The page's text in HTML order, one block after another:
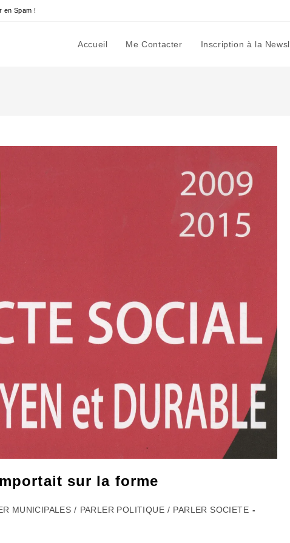
en Spam !
Accueil Me Contacter Inscription à la
sur la forme
MUNICIPALES / PARLER POLITIQUE / PARLER SOCIETE